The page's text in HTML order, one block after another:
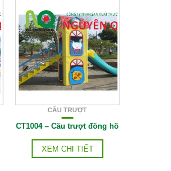
CẦU TRƯỢT
CT1004 – Cầu trượt đồng hồ
XEM CHI TIẾT